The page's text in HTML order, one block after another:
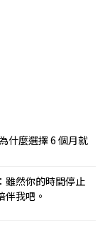
什麼選擇 6 個月就
雖然你的時間停止
伴我吧。